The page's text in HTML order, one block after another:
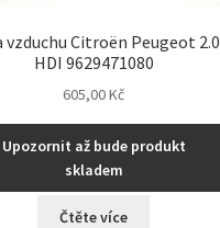
vzduchu Citroën Peugeot 2.0
HDI 9629471080
605,00Kč
Upozornit až bude produkt
skladem
Čtěte více